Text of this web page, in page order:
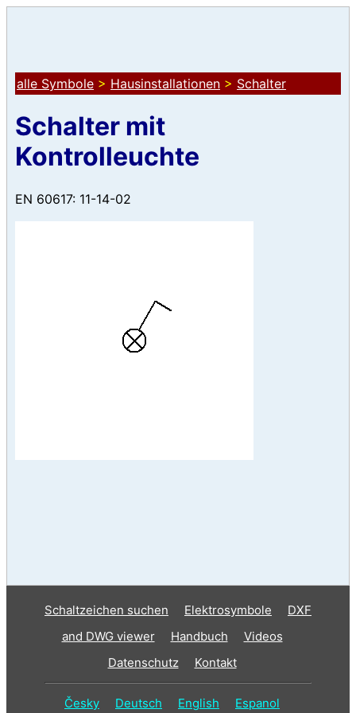
alle Symbole > Hausinstallationen > Schalter
Schalter mit
Kontrolleuchte
EN 60617: 11-14-02
Schaltzeichen suchen Elektrosymbole
DXF
and DWG viewer
Handbuch
Videos
Datenschutz
Kontakt
Česky Deutsch English Espanol